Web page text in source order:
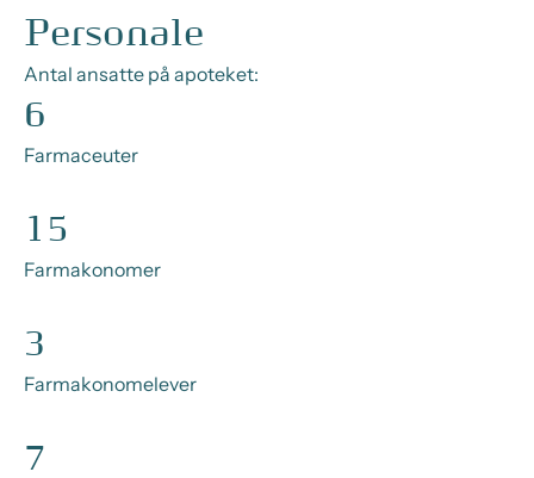
Personale
Antal ansatte på apoteket:
6
Farmaceuter
15
Farmakonomer
3
Farmakonomelever
7